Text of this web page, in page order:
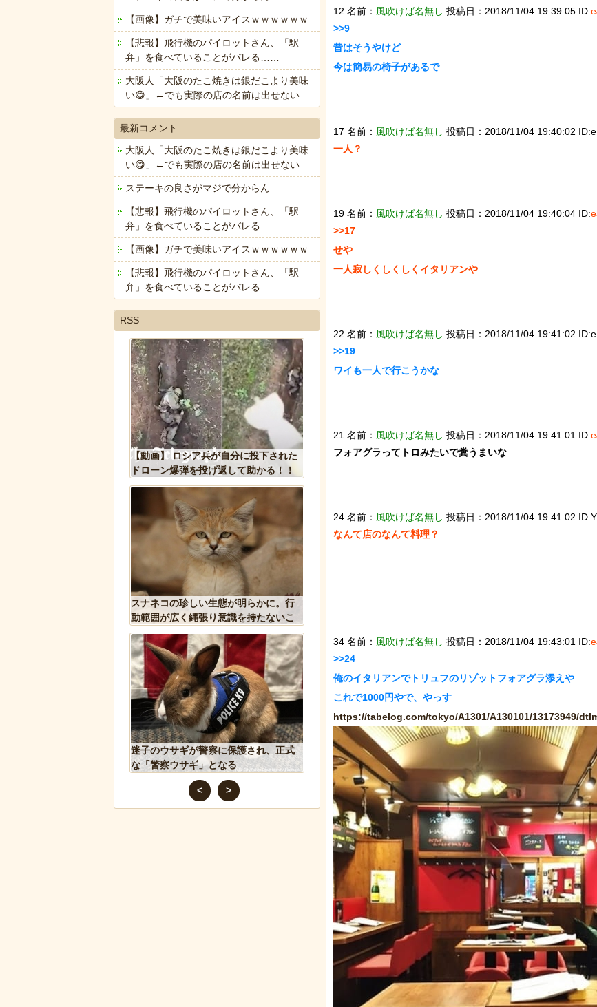
12 名前： 風吹けば名無し 投稿日：2018/11/04 19:39:05 ID:
>>9
昔はそうやけど
今は簡易の椅子があるで
17 名前： 風吹けば名無し 投稿日：2018/11/04 19:40:02
一人？
19 名前： 風吹けば名無し 投稿日：2018/11/04 19:40:04 ID:
>>17
せや
一人寂しくしくしくイタリアンや
22 名前： 風吹けば名無し 投稿日：2018/11/04 19:41:02
>>19
ワイも一人で行こうかな
21 名前： 風吹けば名無し 投稿日：2018/11/04 19:41:01 ID:
フォアグラってトロみたいで糞うまいな
24 名前： 風吹けば名無し 投稿日：2018/11/04 19:41:02
なんて店のなんて料理？
34 名前： 風吹けば名無し 投稿日：2018/11/04 19:43:01 ID:
>>24
俺のイタリアンでトリュフのリゾットフォアグラ添えや
https://tabelog.com/tokyo/A1301/A130101/13173949/
【画像】ガチで美味いアイスｗｗｗｗｗｗ
【悲報】飛行機のパイロットさん、「駅
弁」を食べていることがバレる……
大阪人「大阪のたこ焼きは銀だこより美味
い😋」←でも実際の店の名前は出せない
最新コメント
大阪人「大阪のたこ焼きは銀だこより美味
い😋」←でも実際の店の名前は出せない
ステーキの良さがマジで分からん
【悲報】飛行機のパイロットさん、「駅
弁」を食べていることがバレる……
【画像】ガチで美味いアイスｗｗｗｗｗｗ
【悲報】飛行機のパイロットさん、「駅
弁」を食べていることがバレる……
RSS
後ろ片足を失った象、保護区で義足を
作ってもらい歩けるように！
歴史的な木星系探査機打ち上げにナマ
ケモノが立ち会っていた件
岸田に投げられた物、発煙筒ではなく
パイプ爆弾と判明
チャットGPTで「デーモン小暮」を調
【動画】大阪人、だんじりにぶっ潰さ
れる
なんか泣きたく
ぷのポスター貼
< >